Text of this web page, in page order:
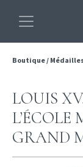
Boutique/
LOUIS
GRAND